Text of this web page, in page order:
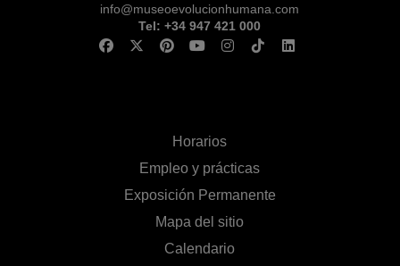
info@museoevolucionhumana.com
Tel: +34 947 421 000
Horarios
Empleo y prácticas
Exposición Permanente
Mapa del sitio
Calendario